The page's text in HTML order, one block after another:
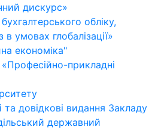
дискурс»
обліку,
в умовах глобалізації»
економіка"
прикладні
та довідкові видання Закладу
державний